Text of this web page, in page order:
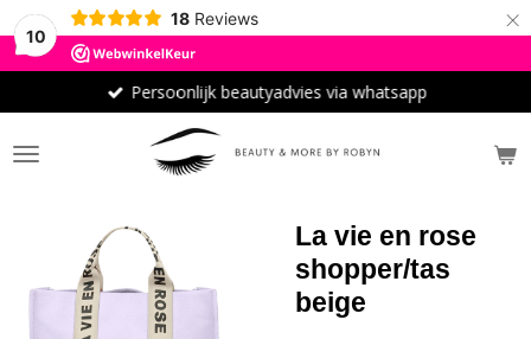
10
18 Reviews ×
Persoonlijk beautyadvies via whatsapp
La vie en rose
shopper/tas
beige